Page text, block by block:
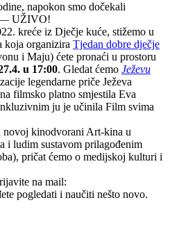
napokon smo dočekali
— UŽIVO!
kreće iz Dječje kuće, stižemo u
koja organizira Tjedan dobre dječje
i Maju) ćete pronaći u prostoru
u 17:00. Gledat ćemo Ježevu
legendarne priče Ježeva
filmsko platno smjestila Eva
ju je učinila Film svima
novoj kinodvorani Art-kina u
i ludim sustavom prilagođenim
pričat ćemo o medijskoj kulturi i
na mail:
pogledati i naučiti nešto novo.